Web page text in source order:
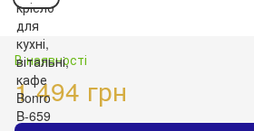
В наявності
1 494 грн